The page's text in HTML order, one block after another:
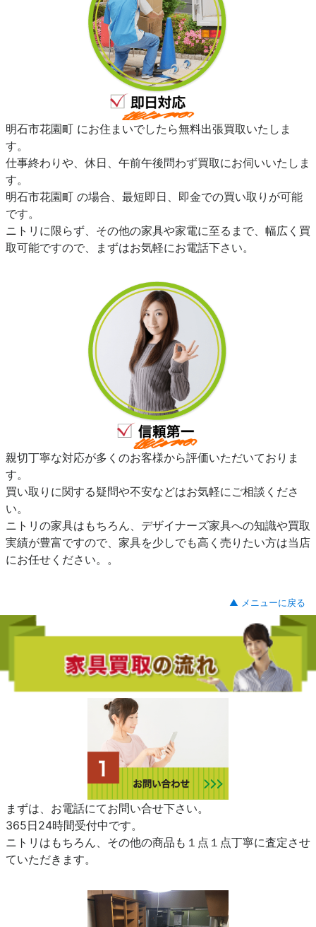
明石市花園町 にお住まいでしたら無料出張買取いたしま
す。
仕事終わりや、休日、午前午後問わず買取にお伺いいたしま
す。
明石市花園町 の場合、最短即日、即金での買い取りが可能
です。
ニトリに限らず、その他の家具や家電に至るまで、幅広く買
取可能ですので、まずはお気軽にお電話下さい。
親切丁寧な対応が多くのお客様から評価いただいておりま
す。
買い取りに関する疑問や不安などはお気軽にご相談くださ
い。
ニトリの家具はもちろん、デザイナーズ家具への知識や買取
実績が豊富ですので、家具を少しでも高く売りたい方は当店
にお任せください。。
▲ メニューに戻る
まずは、お電話にてお問い合せ下さい。
365日24時間受付中です。
ニトリはもちろん、その他の商品も１点１点丁寧に査定させ
ていただきます。